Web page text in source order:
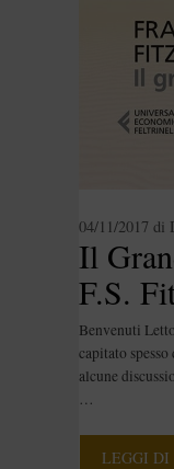
Il
F.S.
limone
tola]
04/11/2017 di
Benvenuti
capitato
alcune
…
LEGGI